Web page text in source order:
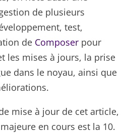
de plusieurs
test,
de Composer pour
les mises à jours, la prise
dans le noyau, ainsi que
mise à jour de cet article,
en cours est la 10.